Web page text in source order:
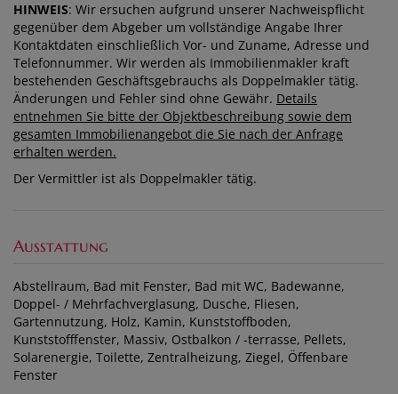
HINWEIS: Wir ersuchen aufgrund unserer Nachweispflicht
gegenüber dem Abgeber um vollständige Angabe Ihrer
Kontaktdaten einschließlich Vor- und Zuname, Adresse und
Telefonnummer. Wir werden als Immobilienmakler kraft
bestehenden Geschäftsgebrauchs als Doppelmakler tätig.
Änderungen und Fehler sind ohne Gewähr. Details
entnehmen Sie bitte der Objektbeschreibung sowie dem
gesamten Immobilienangebot die Sie nach der Anfrage
erhalten werden.
Der Vermittler ist als Doppelmakler tätig.
Ausstattung
Abstellraum Bad mit Fenster Bad mit WC Badewanne
Doppel- / Mehrfachverglasung Dusche Fliesen
Gartennutzung Holz Kamin Kunststoffboden
Kunststofffenster Massiv Ostbalkon / -terrasse Pellets
Solarenergie Toilette Zentralheizung Ziegel Öffenbare
Fenster